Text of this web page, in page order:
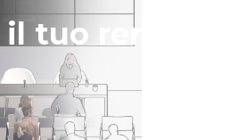
il tuo render